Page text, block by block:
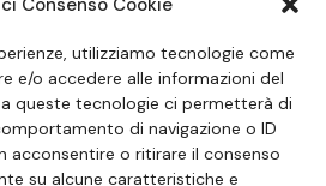
Consenso Cookie
utilizziamo tecnologie come
e/o accedere alle informazioni del
queste tecnologie ci permetterà di
di navigazione o ID
acconsentire o ritirare il consenso
su alcune caratteristiche e
SUI SOCIAL